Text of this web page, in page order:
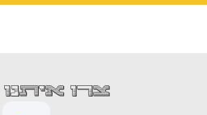
צרו